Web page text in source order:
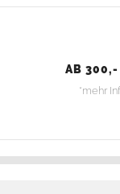
AB 300,-
*mehr